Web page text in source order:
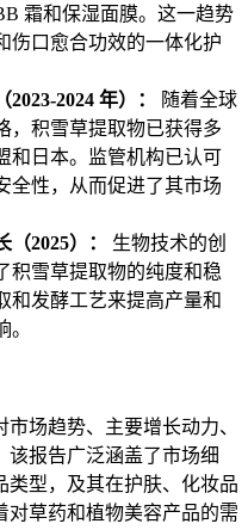
霜和保湿面膜。这一趋势
伤口愈合功效的一体化护
2024 年）：
随着全球
，积雪草提取物已获得多
和日本。监管机构已认可
全性，从而促进了其市场
2025）： 生物技术的创
积雪草提取物的纯度和稳
和发酵工艺来提高产量和
场趋势、主要增长动力、
该报告广泛涵盖了市场细
类型，及其在护肤、化妆品
对草药和植物美容产品的需